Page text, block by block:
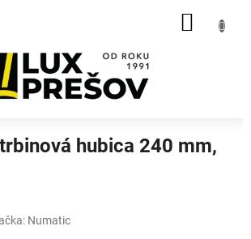
hubica 240 mm,
Numatic